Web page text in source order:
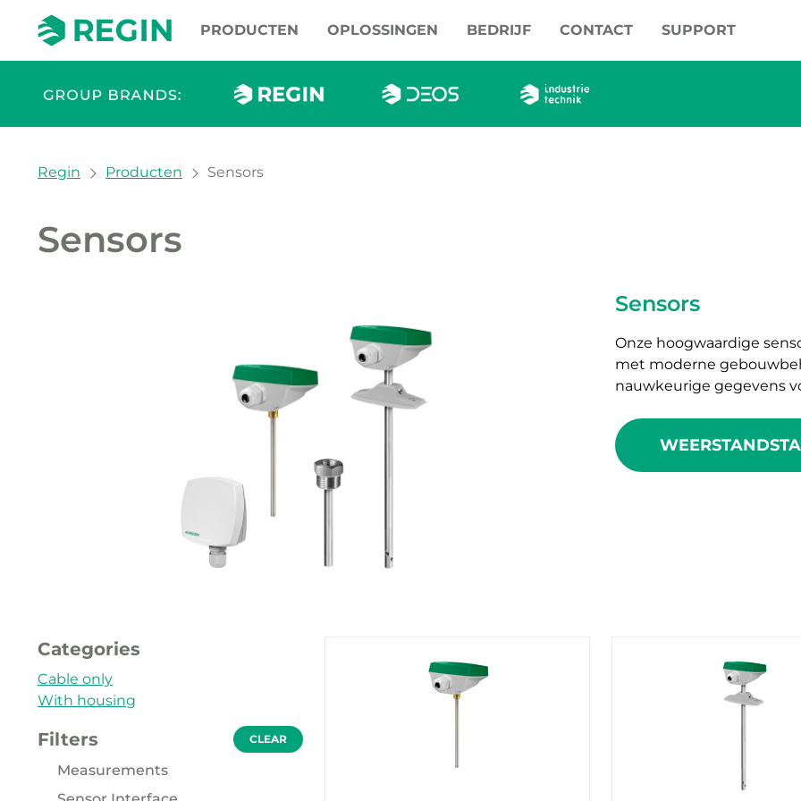
PRODUCTEN OPLOSSINGEN BEDRIJF CONTACT SUPPORT
You are here:
Regin Producten Sensors
Sensors
Sensors
Onze hoogwaardige
met moderne
nauwkeurige gegevens
Categories
Cable only
With housing
Filters CLEAR
Measurements